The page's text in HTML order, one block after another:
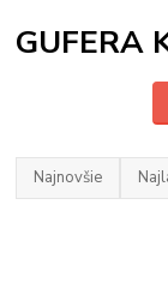
GUFERA
Najnovšie